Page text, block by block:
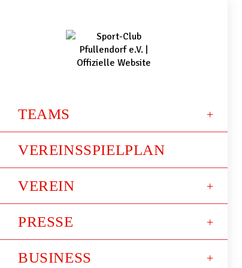
TEAMS
VEREINSSPIELPLAN
VEREIN
PRESSE
BUSINESS